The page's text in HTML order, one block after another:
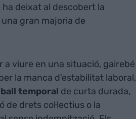
deixat al descobert la
gran majoria de
a viure en una situació, gairebé
la manca d'estabilitat laboral,
temporal de curta durada,
de drets col·lectius o la